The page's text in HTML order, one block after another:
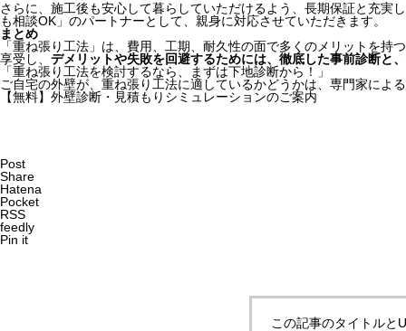
さらに、施工後も安心して暮らしていただけるよう、長期保証と充実
も相談OK」のパートナーとして、親身に対応させていただきます。
まとめ
「重ね張り工法」は、費用、工期、耐久性の面で多くのメリットを
享受し、 デメリットや失敗を回避するためには、徹底した事前診断と
「重ね張り工法を検討するなら、まずは下地診断から！」
ご自宅の外壁が、重ね張り工法に適しているかどうかは、専門家によ
【無料】外壁診断・見積もりシミュレーションのご案内
Post
Share
Hatena
Pocket
RSS
feedly
Pin it
この記事のタイトルと